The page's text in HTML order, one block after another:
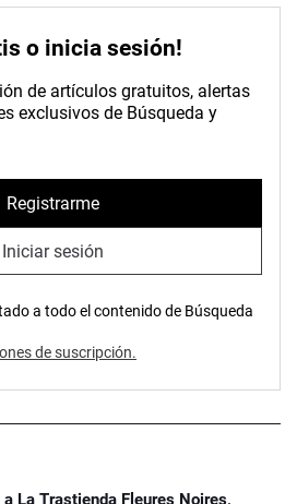
o inicia sesión!
de artículos gratuitos, alertas
exclusivos de Búsqueda y
Registrarme
Iniciar sesión
a todo el contenido de Búsqueda
de suscripción.
a La Trastienda Fleures Noires,